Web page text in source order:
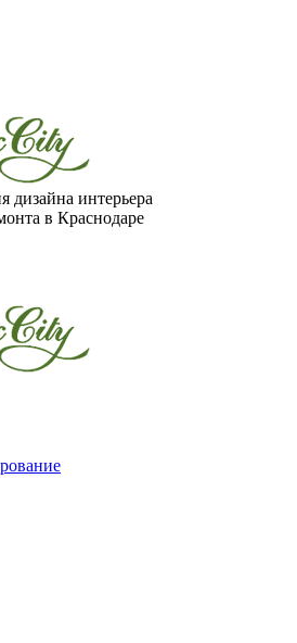
дизайна интерьера
в Краснодаре